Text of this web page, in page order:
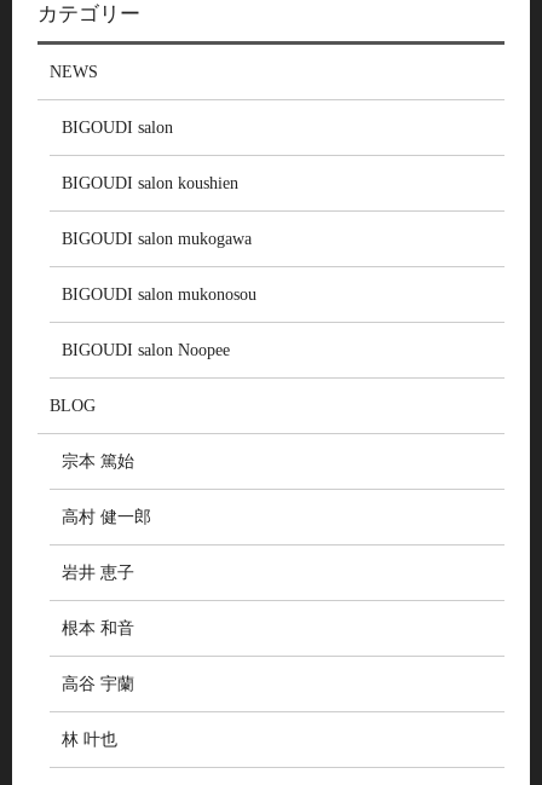
カテゴリー
NEWS
BIGOUDI salon
BIGOUDI salon koushien
BIGOUDI salon mukogawa
BIGOUDI salon mukonosou
BIGOUDI salon Noopee
BLOG
宗本 篤始
高村 健一郎
岩井 恵子
根本 和音
高谷 宇蘭
林 叶也